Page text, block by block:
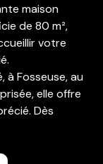
maison
de 80 m²,
votre
à Fosseuse, au
elle offre
Dès